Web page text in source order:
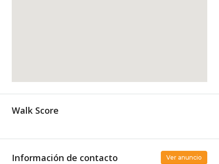
Walk Score
Información de contacto Ver anuncio